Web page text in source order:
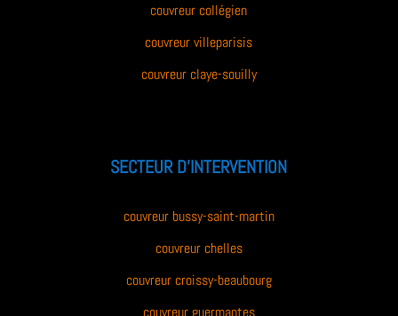
couvreur collégien
couvreur villeparisis
couvreur claye-souilly
SECTEUR D’INTERVENTION
couvreur bussy-saint-martin
couvreur chelles
couvreur croissy-beaubourg
couvreur guermantes